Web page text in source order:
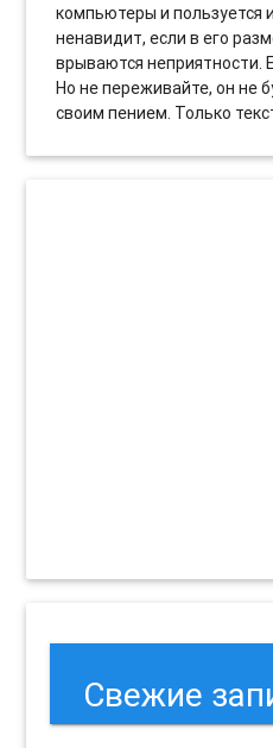
компьютеры и
ненавидит, если в его
врываются неприятности.
Но не переживайте, он не
своим пением. Только
Свежие